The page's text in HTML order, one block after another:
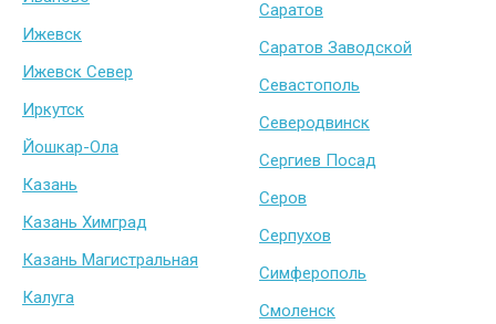
Ижевск
Ижевск Север
Иркутск
Йошкар-Ола
Казань
Казань Химград
Казань Магистральная
Калуга
Саратов
Саратов Заводской
Севастополь
Северодвинск
Сергиев Посад
Серов
Серпухов
Симферополь
Смоленск